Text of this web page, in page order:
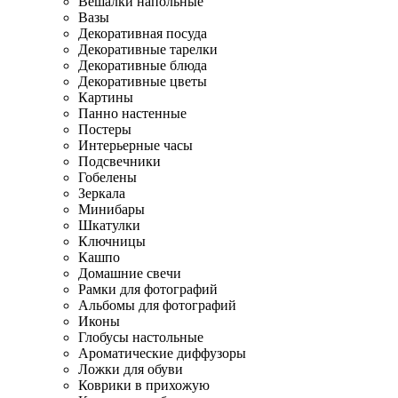
Вазы
Декоративная посуда
Декоративные тарелки
Декоративные блюда
Декоративные цветы
Картины
Панно настенные
Постеры
Интерьерные часы
Подсвечники
Гобелены
Зеркала
Минибары
Шкатулки
Ключницы
Кашпо
Домашние свечи
Рамки для фотографий
Альбомы для фотографий
Иконы
Глобусы настольные
Ароматические диффузоры
Ложки для обуви
Коврики в прихожую